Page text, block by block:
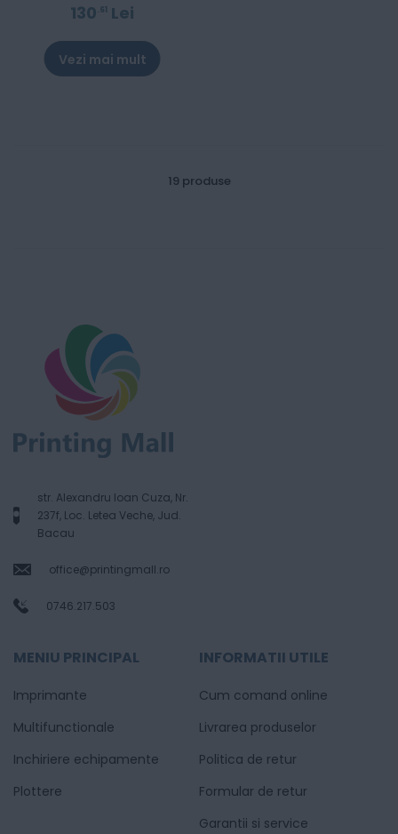
130 61 Lei
Vezi mai mult
19 produse
str. Alexandru Ioan Cuza, Nr.
237f, Loc. Letea Veche, Jud.
Bacau
office@printingmall.ro
0746.217.503
MENIU PRINCIPAL
Imprimante
Multifunctionale
Inchiriere echipamente
Plottere
INFORMATII UTILE
Cum comand online
Livrarea produselor
Politica de retur
Formular de retur
Garantii si service